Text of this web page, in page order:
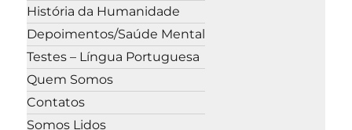
História da Humanidade
Depoimentos/Saúde Mental
Testes – Língua Portuguesa
Quem Somos
Contatos
Somos Lidos